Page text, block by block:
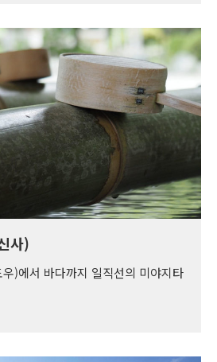
사)
)에서 바다까지 일직선의 미야지타